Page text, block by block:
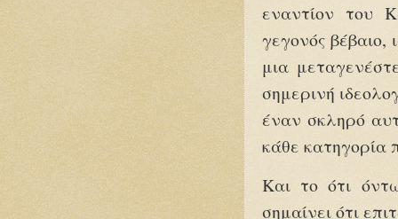
εναντίον του
γεγονός
μια
σημερινή
έναν σκληρό
κάθε κατηγορία
Και το ότι
σημαίνει ότι